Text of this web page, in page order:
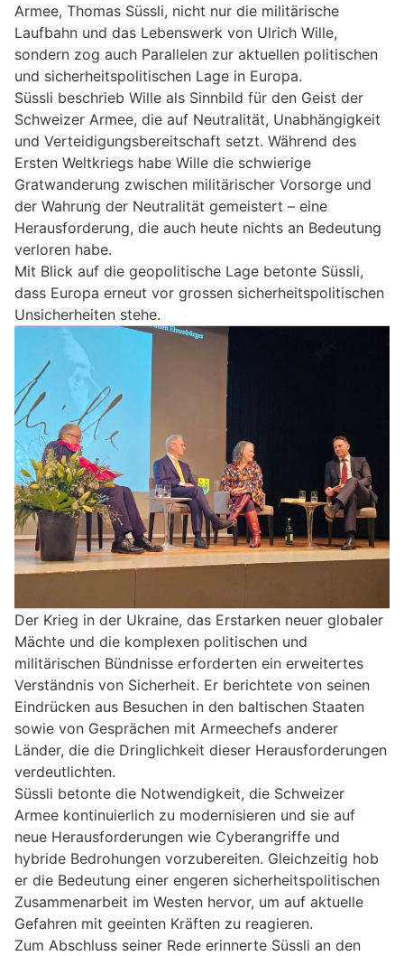
Armee, Thomas Süssli, nicht nur die militärische
Laufbahn und das Lebenswerk von Ulrich Wille,
sondern zog auch Parallelen zur aktuellen politischen
und sicherheitspolitischen Lage in Europa.
Süssli beschrieb Wille als Sinnbild für den Geist der
Schweizer Armee, die auf Neutralität, Unabhängigkeit
und Verteidigungsbereitschaft setzt. Während des
Ersten Weltkriegs habe Wille die schwierige
Gratwanderung zwischen militärischer Vorsorge und
der Wahrung der Neutralität gemeistert – eine
Herausforderung, die auch heute nichts an Bedeutung
verloren habe.
Mit Blick auf die geopolitische Lage betonte Süssli,
dass Europa erneut vor grossen sicherheitspolitischen
Unsicherheiten stehe.
Der Krieg in der Ukraine, das Erstarken neuer globaler
Mächte und die komplexen politischen und
militärischen Bündnisse erforderten ein erweitertes
Verständnis von Sicherheit. Er berichtete von seinen
Eindrücken aus Besuchen in den baltischen Staaten
sowie von Gesprächen mit Armeechefs anderer
Länder, die die Dringlichkeit dieser Herausforderungen
verdeutlichten.
Süssli betonte die Notwendigkeit, die Schweizer
Armee kontinuierlich zu modernisieren und sie auf
neue Herausforderungen wie Cyberangriffe und
hybride Bedrohungen vorzubereiten. Gleichzeitig hob
er die Bedeutung einer engeren sicherheitspolitischen
Zusammenarbeit im Westen hervor, um auf aktuelle
Gefahren mit geeinten Kräften zu reagieren.
Zum Abschluss seiner Rede erinnerte Süssli an den